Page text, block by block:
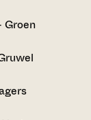
Groen